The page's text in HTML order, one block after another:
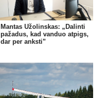
Mantas Užolinskas: „Dalinti
pažadus, kad vanduo atpigs,
dar per anksti”